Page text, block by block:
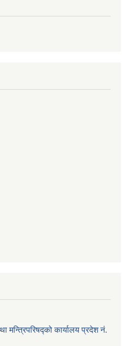
मन्त्रिपरिषद्को कार्यालय प्रदेश नं.